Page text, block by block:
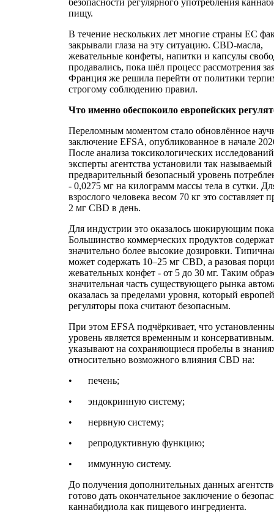
пищу.
В течение нескольких лет многие страны ЕС
закрывали глаза на эту ситуацию. CBD-масла,
жевательные конфеты, напитки и капсулы
продавались, пока шёл процесс рассмотрения
Франция же решила перейти от политики
строгому соблюдению правил.
Что именно обеспокоило европейских
Переломным моментом стало обновлённое
заключение EFSA, опубликованное в начале
После анализа токсикологических исследований
эксперты агентства установили так называемый
предварительный безопасный уровень
- 0,0275 мг на килограмм массы тела в сутки.
взрослого человека весом 70 кг это составляет
2 мг CBD в день.
Для индустрии это оказалось шокирующим
Большинство коммерческих продуктов содержат
значительно более высокие дозировки.
может содержать 10–25 мг CBD, а разовая
жевательных конфет - от 5 до 30 мг. Таким
значительная часть существующего рынка
оказалась за пределами уровня, который
регуляторы пока считают безопасным.
При этом EFSA подчёркивает, что
уровень является временным и
указывают на сохраняющиеся пробелы в
относительно возможного влияния CBD на:
•
печень;
•
эндокринную систему;
•
нервную систему;
•
репродуктивную функцию;
•
иммунную систему.
До получения дополнительных данных
готово дать окончательное заключение о
каннабидиола как пищевого ингредиента.